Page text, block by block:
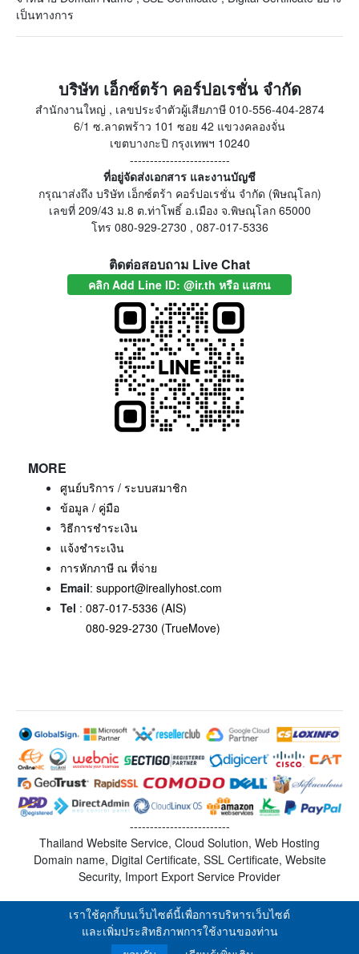
เป็นทางการ
บริษัท เอ็กซ์ตร้า คอร์ปอเรชั่น จำกัด
สำนักงานใหญ่ , เลขประจำตัวผู้เสียภาษี 010-556-404-2874
6/1 ซ.ลาดพร้าว 101 ซอย 42 แขวงคลองจั่น
เขตบางกะปิ กรุงเทพฯ 10240
-------------------------
ที่อยู่จัดส่งเอกสาร และงานบัญชี
กรุณาส่งถึง บริษัท เอ็กซ์ตร้า คอร์ปอเรชั่น จำกัด (พิษณุโลก)
เลขที่ 209/43 ม.8 ต.ท่าโพธิ์ อ.เมือง จ.พิษณุโลก 65000
โทร 080-929-2730 , 087-017-5336
ติดต่อสอบถาม Live Chat
คลิก Add Line ID: @ir.th หรือ แสกน
MORE
ศูนย์บริการ / ระบบสมาชิก
ข้อมูล / คู่มือ
วิธีการชำระเงิน
แจ้งชำระเงิน
การหักภาษี ณ ที่จ่าย
Email: support@ireallyhost.com
Tel : 087-017-5336 (AIS)
080-929-2730 (TrueMove)
-------------------------
Thailand Website Service, Cloud Solution, Web Hosting
Domain name, Digital Certificate, SSL Certificate, Website
Security, Import Export Service Provider
เราใช้คุกกี้บนเว็บไซต์นี้เพื่อการบริหารเว็บไซต์
และเพิ่มประสิทธิภาพการใช้งานของท่าน